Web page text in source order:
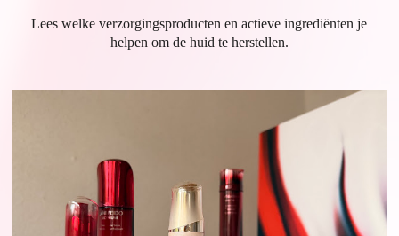
Lees welke verzorgingsproducten en actieve ingrediënten je
helpen om de huid te herstellen.